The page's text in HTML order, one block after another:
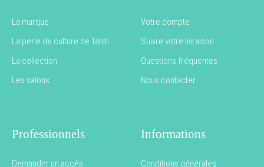
La marque
La perle de culture de Tahiti
La collection
Les salons
Votre compte
Suivre votre livraison
Questions fréquentes
Nous contacter
Professionnels
Demander un accès
Informations
Conditions générales